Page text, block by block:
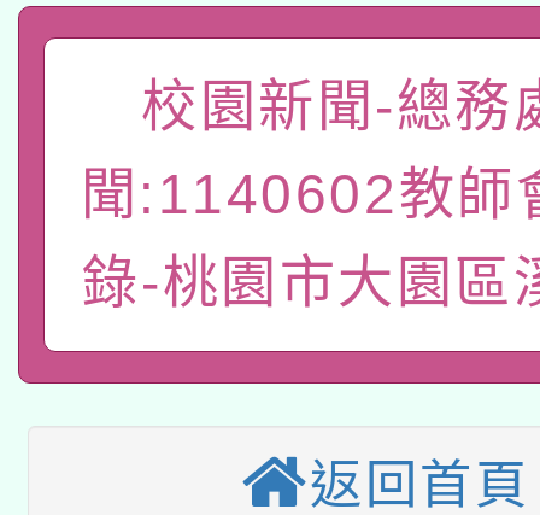
A3數位素養講師名單
「數位內容與教學軟
pilot」
有關大陸委員會函釋公
轉知經濟部水利署委託
業技術研究院辦理「
用水績優單位及節水達
動」
115年8月22日(星期六
桃園市孔廟祈福系列
開 智慧啟航」
2026年桃園地景藝術
招甄選結果公告(無人
適應運動共學行動站研
校園新聞-總務
聞:1140602教師
錄-桃園市大園區
返回首頁